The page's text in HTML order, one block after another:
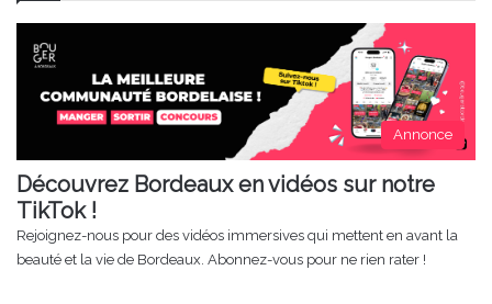
Annonce
Découvrez Bordeaux en vidéos sur notre
TikTok !
Rejoignez-nous pour des vidéos immersives qui mettent en avant la
beauté et la vie de Bordeaux. Abonnez-vous pour ne rien rater !